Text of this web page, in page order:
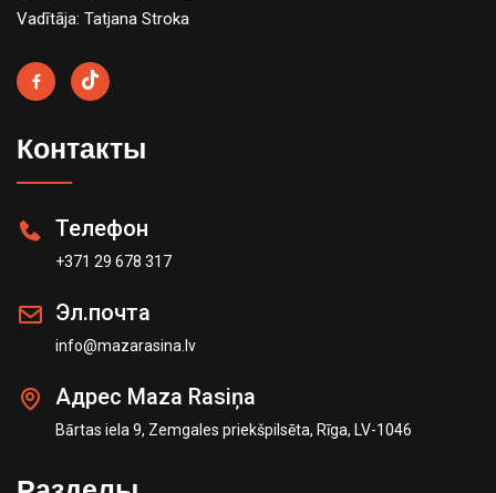
Vadītāja: Tatjana Stroka
Контакты
Телефон
+371 29 678 317
Эл.почта
info@mazarasina.lv
Адрес Maza Rasiņa
Bārtas iela 9, Zemgales priekšpilsēta, Rīga, LV-1046